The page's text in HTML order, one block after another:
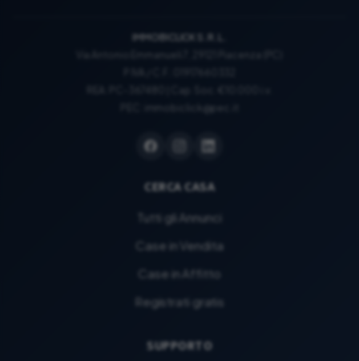
IMMOBICLICK S.R.L.
CERCA CASA
Tutti gli Annunci
Case in Vendita
Case in Affitto
Registrati gratis
SUPPORTO